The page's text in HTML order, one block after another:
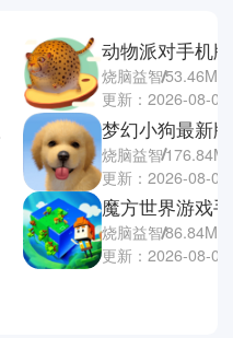
动物派对手机版
烧脑益智53.46M
更新：2026-08-06
梦幻小狗最新版
烧脑益智176.84M
更新：2026-08-05
魔方世界游戏
烧脑益智86.84M
更新：2026-08-05